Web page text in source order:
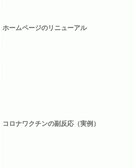
ホームページのリニューアル
コロナワクチンの副反応（実例）